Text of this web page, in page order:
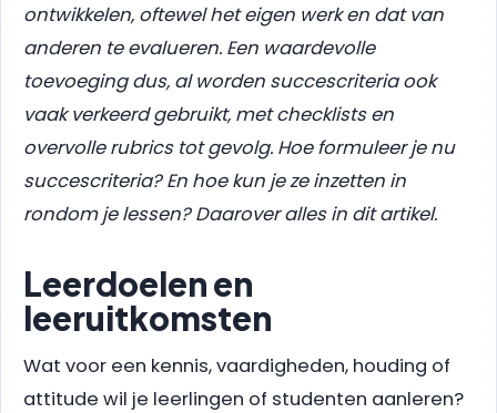
ontwikkelen, oftewel het eigen werk en dat van
anderen te evalueren. Een waardevolle
toevoeging dus, al worden succescriteria ook
vaak verkeerd gebruikt, met checklists en
overvolle rubrics tot gevolg. Hoe formuleer je nu
succescriteria? En hoe kun je ze inzetten in
rondom je lessen? Daarover alles in dit artikel.
Leerdoelen en
leeruitkomsten
Wat voor een kennis, vaardigheden, houding of
attitude wil je leerlingen of studenten aanleren?